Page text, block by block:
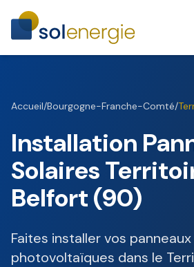
Accueil/Bourgogne-Franche-Comté/
Installation
Solaires
Belfort (90)
Faites installer vos
photovoltaïques dans le